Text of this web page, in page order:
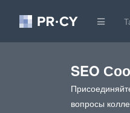
SEO
вопросы